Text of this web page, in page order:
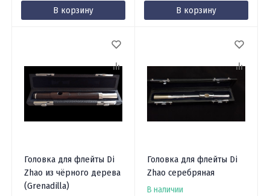
В корзину В корзину
Головка для флейты Di
Zhao из чёрного дерева
(Grenadilla)
Головка для флейты Di
Zhao серебряная
В наличии